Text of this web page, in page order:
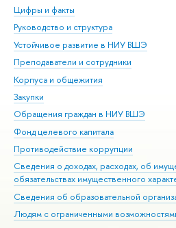
Цифры и факты
Руководство и структура
Устойчивое развитие в НИУ ВШЭ
Преподаватели и сотрудники
Корпуса и общежития
Закупки
Обращения граждан в НИУ ВШЭ
Фонд целевого капитала
Противодействие коррупции
Сведения о доходах, расходах, об
обязательствах имущественного
Сведения об образовательной
Людям с ограниченными